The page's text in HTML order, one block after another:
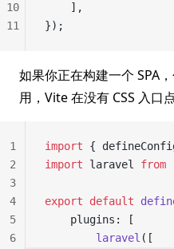
    ],
});
10
11
如果你正在构建一个 SPA
用，Vite 在没有 CSS 入口
import {
import laravel from
export default
    plugins: [
        laravel
([
1
2
3
4
5
6